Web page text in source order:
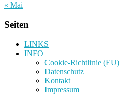
« Mai
Seiten
LINKS
INFO
Cookie-Richtlinie (EU)
Datenschutz
Kontakt
Impressum